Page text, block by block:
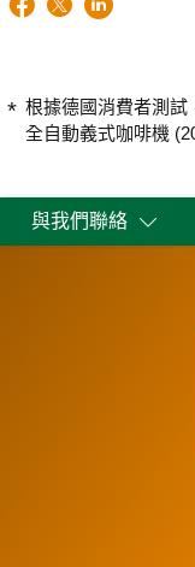
根據德國消費者測試
全自動義式咖啡機
與我們聯絡